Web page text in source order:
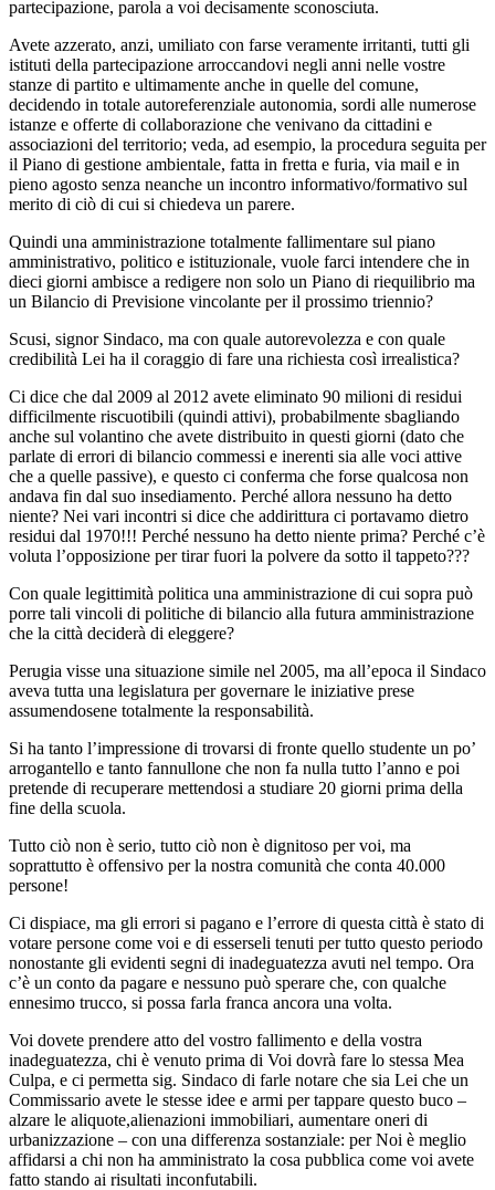
partecipazione, parola a voi decisamente sconosciuta.
Avete azzerato, anzi, umiliato con farse veramente irritanti, tutti gli
istituti della partecipazione arroccandovi negli anni nelle vostre
stanze di partito e ultimamente anche in quelle del comune,
decidendo in totale autoreferenziale autonomia, sordi alle numerose
istanze e offerte di collaborazione che venivano da cittadini e
associazioni del territorio; veda, ad esempio, la procedura seguita per
il Piano di gestione ambientale, fatta in fretta e furia, via mail e in
pieno agosto senza neanche un incontro informativo/formativo sul
merito di ciò di cui si chiedeva un parere.
Quindi una amministrazione totalmente fallimentare sul piano
amministrativo, politico e istituzionale, vuole farci intendere che in
dieci giorni ambisce a redigere non solo un Piano di riequilibrio ma
un Bilancio di Previsione vincolante per il prossimo triennio?
Scusi, signor Sindaco, ma con quale autorevolezza e con quale
credibilità Lei ha il coraggio di fare una richiesta così irrealistica?
Ci dice che dal 2009 al 2012 avete eliminato 90 milioni di residui
difficilmente riscuotibili (quindi attivi), probabilmente sbagliando
anche sul volantino che avete distribuito in questi giorni (dato che
parlate di errori di bilancio commessi e inerenti sia alle voci attive
che a quelle passive), e questo ci conferma che forse qualcosa non
andava fin dal suo insediamento. Perché allora nessuno ha detto
niente? Nei vari incontri si dice che addirittura ci portavamo dietro
residui dal 1970!!! Perché nessuno ha detto niente prima? Perché c’è
voluta l’opposizione per tirar fuori la polvere da sotto il tappeto???
Con quale legittimità politica una amministrazione di cui sopra può
porre tali vincoli di politiche di bilancio alla futura amministrazione
che la città deciderà di eleggere?
Perugia visse una situazione simile nel 2005, ma all’epoca il Sindaco
aveva tutta una legislatura per governare le iniziative prese
assumendosene totalmente la responsabilità.
Si ha tanto l’impressione di trovarsi di fronte quello studente un po’
arrogantello e tanto fannullone che non fa nulla tutto l’anno e poi
pretende di recuperare mettendosi a studiare 20 giorni prima della
fine della scuola.
Tutto ciò non è serio, tutto ciò non è dignitoso per voi, ma
soprattutto è offensivo per la nostra comunità che conta 40.000
persone!
Ci dispiace, ma gli errori si pagano e l’errore di questa città è stato di
votare persone come voi e di esserseli tenuti per tutto questo periodo
nonostante gli evidenti segni di inadeguatezza avuti nel tempo. Ora
c’è un conto da pagare e nessuno può sperare che, con qualche
ennesimo trucco, si possa farla franca ancora una volta.
Voi dovete prendere atto del vostro fallimento e della vostra
inadeguatezza, chi è venuto prima di Voi dovrà fare lo stessa Mea
Culpa, e ci permetta sig. Sindaco di farle notare che sia Lei che un
Commissario avete le stesse idee e armi per tappare questo buco –
alzare le aliquote,alienazioni immobiliari, aumentare oneri di
urbanizzazione – con una differenza sostanziale: per Noi è meglio
affidarsi a chi non ha amministrato la cosa pubblica come voi avete
fatto stando ai risultati inconfutabili.